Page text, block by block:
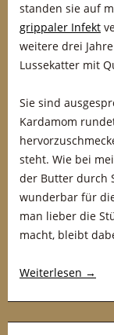
standen sie auf
grippaler Infekt
weitere drei
Lussekatter mit
Sie sind
Kardamom
steht. Wie bei
der Butter durch
wunderbar für
man lieber die
macht, bleibt
Weiterlesen →